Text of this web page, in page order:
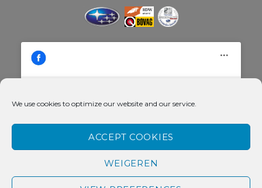
We use cookies to optimize our website and our service.
ACCEPT COOKIES
WEIGEREN
Broekauto & Scoobysport®
dienst te accepteren